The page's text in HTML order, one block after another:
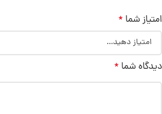
امتیاز شما *
دیدگاه شما *